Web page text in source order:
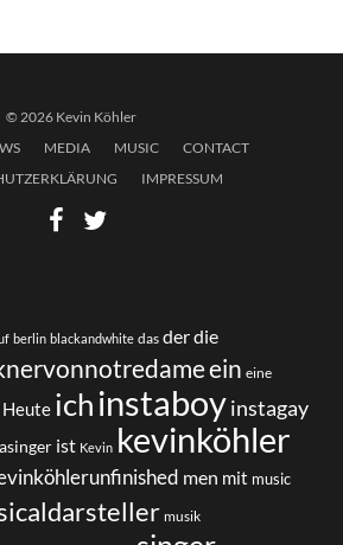
© 2026 Kevin Köhler
MEDIA MUSIC
CONTACT
IMPRESSUM
berlin blackandwhite das derdie
ein eine
Heute ichinstaboy instagay
ist Kevin kevinköhler
men mit music
musik